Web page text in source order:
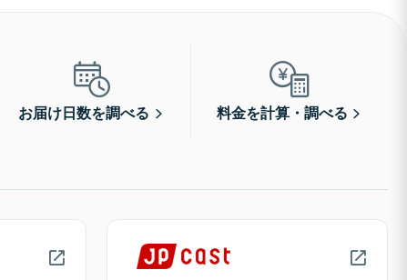
お届け日数を調べる 料金を計算・調べる